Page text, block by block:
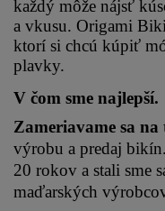
každý môže nájsť
a vkusu. Origami
ktorí si chcú kúpiť
plavky.
V čom sme najlepší.
Zameriavame sa
výrobu a predaj
20 rokov a stali sme
maďarských